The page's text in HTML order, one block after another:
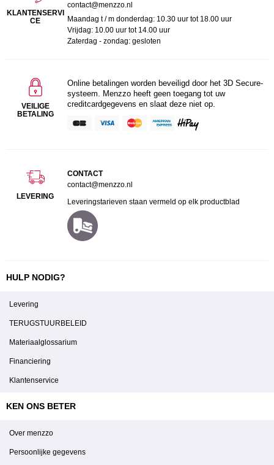
KLANTENSERVI
CE
contact@menzzo.nl
Maandag t / m donderdag: 10.30 uur tot 18.00 uur
Vrijdag: 10.00 uur tot 14.00 uur
Zaterdag - zondag: gesloten
VEILIGE
BETALING
Online betalingen worden beveiligd door het 3D Secure-
systeem. Menzzo heeft geen toegang tot uw
creditcardgegevens en slaat deze niet op.
LEVERING
CONTACT
contact@menzzo.nl
Leveringstarieven staan vermeld op elk productblad
HULP NODIG?
Levering
TERUGSTUURBELEID
Materiaalglossarium
Financiering
Klantenservice
KEN ONS BETER
Over menzzo
Persoonlijke gegevens